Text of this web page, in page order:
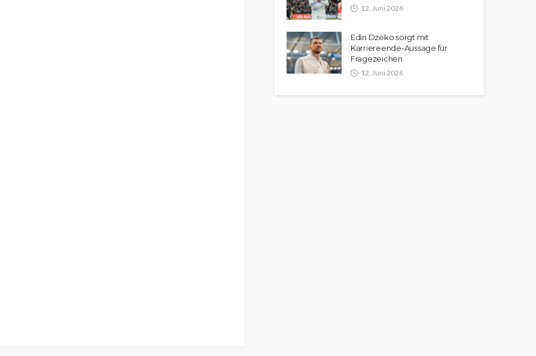
12. Juni 2026
Edin Dzeko sorgt mit
Karriereende-Aussage für
Fragezeichen
12. Juni 2026